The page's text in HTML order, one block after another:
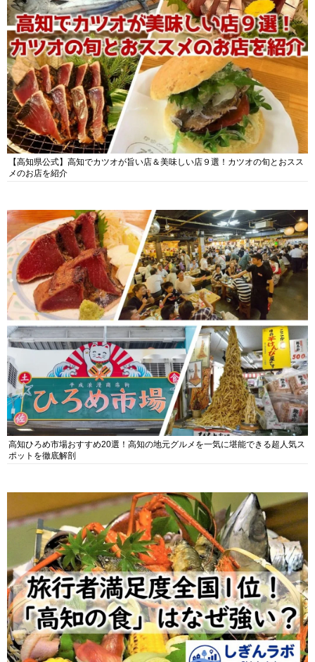
【高知県公式】高知でカツオが旨い店＆美味しい店９選！カツオの旬とおスス
メのお店を紹介
高知ひろめ市場おすすめ20選！高知の地元グルメを一気に堪能できる超人気ス
ポットを徹底解剖